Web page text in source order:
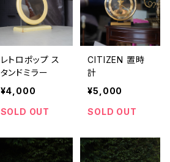
レトロポップ ス
タンドミラー
¥4,000
SOLD OUT
CITIZEN 置時
計
¥5,000
SOLD OUT